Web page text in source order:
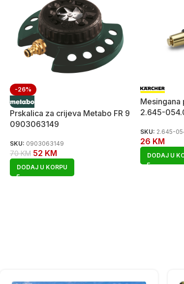
-26%
Prskalica za crijeva Metabo FR 9
0903063149
SKU: 0903063149
70KM 52 KM
DODAJ U KORPU
Mesingana
2.645-
SKU: 2.645-
26 KM
DODAJ U